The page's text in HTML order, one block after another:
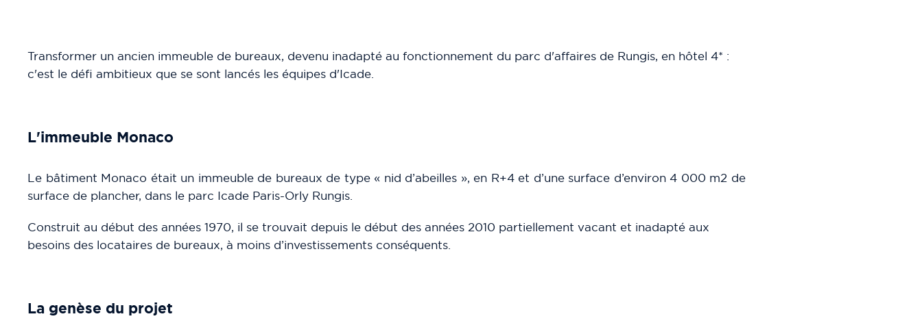
Transformer un ancien immeuble de bureaux, devenu inadapté au fonctionnement du parc d'affaires de Rungis, en hôtel 4* :
c'est le défi ambitieux que se sont lancés les équipes d'Icade.
L'immeuble Monaco
Le bâtiment Monaco était un immeuble de bureaux de type « nid d’abeilles », en R+4 et d’une surface d’environ 4 000 m2 de
surface de plancher, dans le parc Icade Paris-Orly Rungis.
Construit au début des années 1970, il se trouvait depuis le début des années 2010 partiellement vacant et inadapté aux
besoins des locataires de bureaux, à moins d’investissements conséquents.
La genèse du projet